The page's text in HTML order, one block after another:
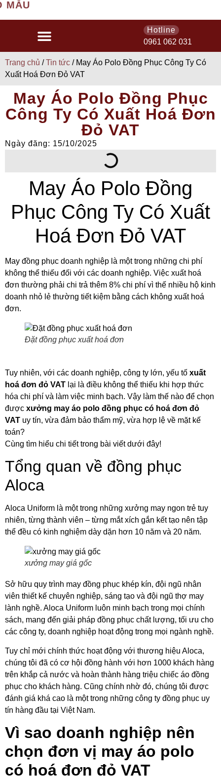
Hotline
0961 062 031
Trang chủ /Tin tức / May Áo Polo Đồng Phục Công Ty Có
Xuất Hoá Đơn Đỏ VAT
May Áo Polo Đồng Phục
Công Ty Có Xuất Hoá Đơn
Đỏ VAT
Ngày đăng: 15/10/2025
May Áo Polo Đồng
Phục Công Ty Có Xuất
Hoá Đơn Đỏ VAT
May đồng phục doanh nghiệp là một trong những chi phí
không thể thiếu đối với các doanh nghiệp. Việc xuất hoá
đơn thường phải chi trả thêm 8% chi phí vì thế nhiều hộ kinh
doanh nhỏ lẻ thường tiết kiệm bằng cách không xuất hoá
đơn.
Đặt đồng phục xuất hoá đơn
Tuy nhiên, với các doanh nghiệp, công ty lớn, yếu tố xuất
hoá đơn đỏ VAT lại là điều không thể thiếu khi hợp thức
hóa chi phí và làm việc minh bạch. Vậy làm thế nào để chọn
được xưởng may áo polo đồng phục có hoá đơn đỏ
VAT uy tín, vừa đảm bảo thẩm mỹ, vừa hợp lệ về mặt kế
toán?
Cùng tìm hiểu chi tiết trong bài viết dưới đây!
Tổng quan về đồng phục
Aloca
Aloca Uniform là một trong những xưởng may ngon trẻ tuy
nhiên, từng thành viên – từng mắt xích gắn kết tạo nên tập
thể đều có kinh nghiệm dày dặn hơn 10 năm và 20 năm.
xưởng may giá gốc
Sở hữu quy trình may đồng phục khép kín, đội ngũ nhân
viên thiết kế chuyên nghiệp, sáng tạo và đội ngũ thợ may
lành nghề. Aloca Uniform luôn minh bạch trong mọi chính
sách, mang đến giải pháp đồng phục chất lượng, tối ưu cho
các công ty, doanh nghiệp hoạt động trong mọi ngành nghề.
Tuy chỉ mới chính thức hoạt động với thương hiệu Aloca,
chúng tôi đã có cơ hội đồng hành với hơn 1000 khách hàng
trên khắp cả nước và hoàn thành hàng triệu chiếc áo đồng
phục cho khách hàng. Cũng chính nhờ đó, chúng tôi được
đánh giá khá cao là một trong những công ty đồng phục uy
tín hàng đầu tại Việt Nam.
Vì sao doanh nghiệp nên
chọn đơn vị may áo polo
có hoá đơn đỏ VAT